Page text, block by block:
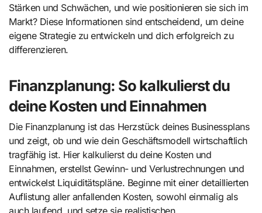
Stärken und Schwächen, und wie positionieren sie sich im
Markt? Diese Informationen sind entscheidend, um deine
eigene Strategie zu entwickeln und dich erfolgreich zu
differenzieren.
Finanzplanung: So kalkulierst du
deine Kosten und Einnahmen
Die Finanzplanung ist das Herzstück deines Businessplans
und zeigt, ob und wie dein Geschäftsmodell wirtschaftlich
tragfähig ist. Hier kalkulierst du deine Kosten und
Einnahmen, erstellst Gewinn- und Verlustrechnungen und
entwickelst Liquiditätspläne. Beginne mit einer detaillierten
Auflistung aller anfallenden Kosten, sowohl einmalig als